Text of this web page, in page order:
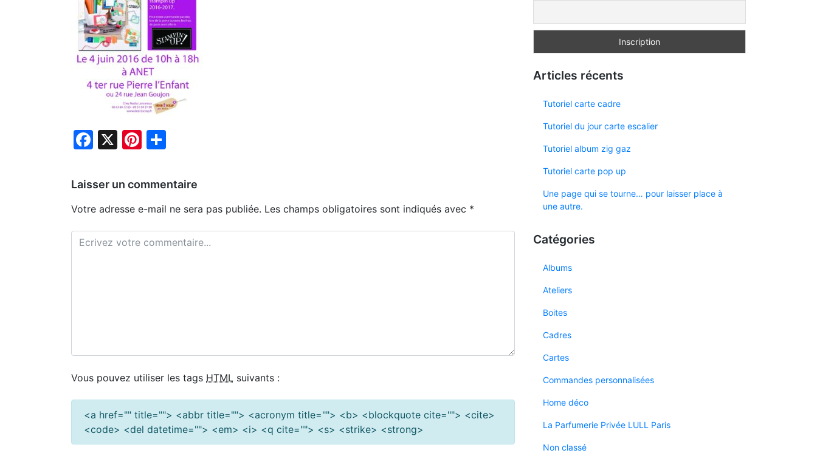
Facebook
X Pinterest
Laisser un commentaire
Votre adresse e-mail ne sera pas publiée. Les champs obligatoires sont indiqués avec *
Vous pouvez utiliser les tags HTML suivants :
<a href="" title=""> <abbr title=""> <acronym title=""> <b> <blockquote cite=""> <cite>
<code> <del datetime=""> <em> <i> <q cite=""> <s> <strike> <strong>
Articles récents
Tutoriel carte cadre
Tutoriel du jour carte escalier
Tutoriel album zig gaz
Tutoriel carte pop up
Une page qui se tourne… pour laisser place à
une autre.
Catégories
Albums
Ateliers
Boites
Cadres
Cartes
Commandes personnalisées
Home déco
La Parfumerie Privée LULL Paris
Non classé